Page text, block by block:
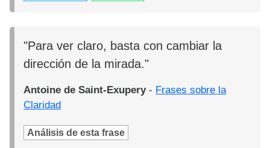
"Para ver claro, basta con cambiar la
dirección de la mirada."
Antoine de Saint-Exupery- Frases sobre la
Claridad
Análisis de esta frase